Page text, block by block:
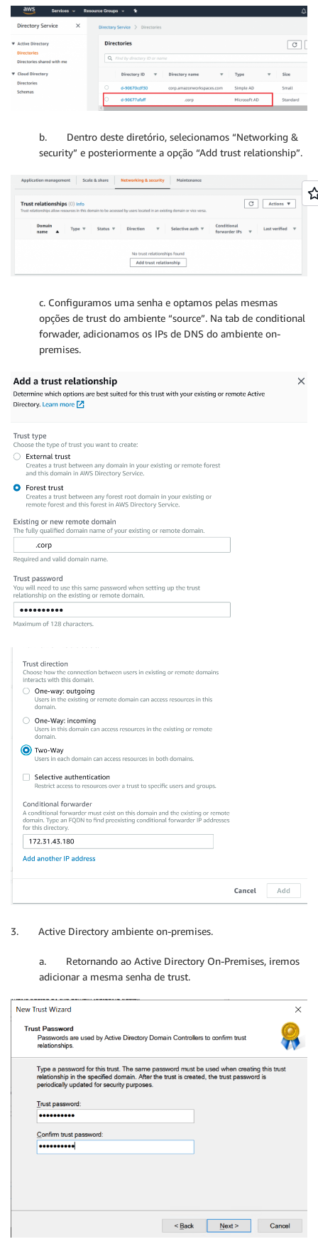
b. Dentro deste diretório, selecionamos “Networking &
security” e posteriormente a opção “Add trust relationship”.
c. Configuramos uma senha e optamos pelas mesmas
opções de trust do ambiente “source”. Na tab de conditional
forwader, adicionamos os IPs de DNS do ambiente on-
premises.
3. Active Directory ambiente on-premises.
a. Retornando ao Active Directory On-Premises, iremos
adicionar a mesma senha de trust.